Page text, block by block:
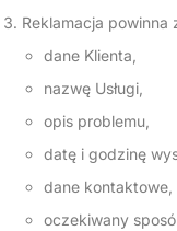
Reklamacja powinna
dane Klienta,
nazwę Usługi,
opis problemu,
datę i godzinę
dane kontaktowe,
oczekiwany